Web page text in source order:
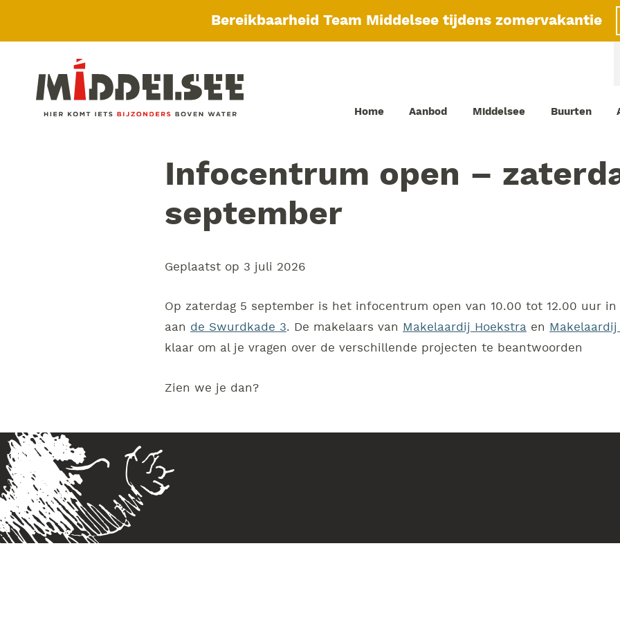
Bereikbaarheid Team Middelsee tijdens zomervakantie
Home Aanbod Middelsee Buurten
Infocentrum open –
september
Geplaatst op 3 juli 2026
Op zaterdag 5 september is het infocentrum open van 10.00 tot 12.00 uur
aan de Swurdkade 3. De makelaars van Makelaardij Hoekstra en
klaar om al je vragen over de verschillende projecten te beantwoorden
Zien we je dan?